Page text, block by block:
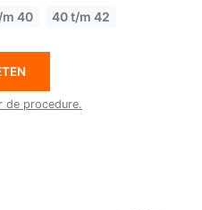
40 40 t/m 42
de procedure.